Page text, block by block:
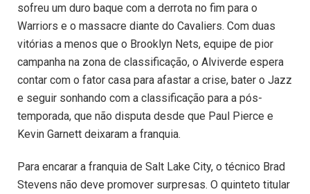
sofreu um duro baque com a derrota no fim para o
Warriors e o massacre diante do Cavaliers. Com duas
vitórias a menos que o Brooklyn Nets, equipe de pior
campanha na zona de classificação, o Alviverde espera
contar com o fator casa para afastar a crise, bater o Jazz
e seguir sonhando com a classificação para a pós-
temporada, que não disputa desde que Paul Pierce e
Kevin Garnett deixaram a franquia.
Para encarar a franquia de Salt Lake City, o técnico Brad
Stevens não deve promover surpresas. O quinteto titular